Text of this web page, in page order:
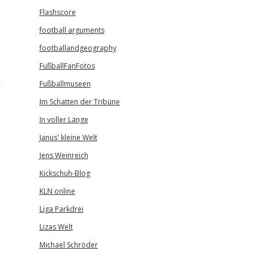
Flashscore
football arguments
footballandgeography
FußballFanFotos
Fußballmuseen
Im Schatten der Tribüne
In voller Länge
Janus' kleine Welt
Jens Weinreich
Kickschuh-Blog
KLN online
Liga Parkdrei
Lizas Welt
Michael Schröder